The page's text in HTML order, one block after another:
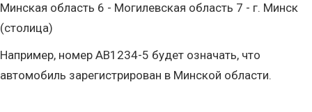
Минская область 6 - Могилевская область 7 - г. Минск
(столица)
Например, номер AB1234-5 будет означать, что
автомобиль зарегистрирован в Минской области.